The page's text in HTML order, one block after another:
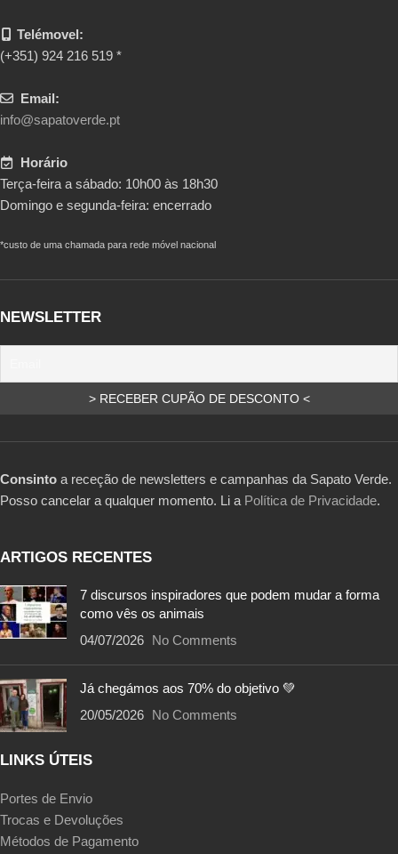
Telémovel:
(+351) 924 216 519 *
Email:
info@sapatoverde.pt
Horário
Terça-feira a sábado: 10h00 às 18h30
Domingo e segunda-feira: encerrado
*custo de uma chamada para rede móvel nacional
NEWSLETTER
Consinto a receção de newsletters e campanhas da Sapato Verde.
Posso cancelar a qualquer momento. Li a Política de Privacidade.
ARTIGOS RECENTES
7 discursos inspiradores que podem mudar a forma
como vês os animais
04/07/2026 No Comments
Já chegámos aos 70% do objetivo 💚
20/05/2026 No Comments
LINKS ÚTEIS
Portes de Envio
Trocas e Devoluções
Métodos de Pagamento